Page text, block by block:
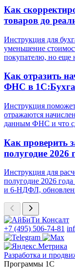
Как
товаров до
Инструкция для
уменьшение
покупателю, но еще
Как отразить
ФНС в
Инструкция
отражаются
данным ФНС и что
Как проверить
полугодие
Инструкция для
полугодие 2026
и 6-НДФЛ,
+7 (495) 506-74-81
Разработка и
Программы 1С